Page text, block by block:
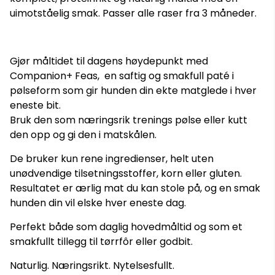
uimotståelig smak. Passer alle raser fra 3 måneder.
Gjør måltidet til dagens høydepunkt med
Companion+ Feas, en saftig og smakfull paté i
pølseform som gir hunden din ekte matglede i hver
eneste bit.
Bruk den som næringsrik trenings pølse eller kutt
den opp og gi den i matskålen.
De bruker kun rene ingredienser, helt uten
unødvendige tilsetningsstoffer, korn eller gluten.
Resultatet er ærlig mat du kan stole på, og en smak
hunden din vil elske hver eneste dag.
Perfekt både som daglig hovedmåltid og som et
smakfullt tillegg til tørrfôr eller godbit.
Naturlig. Næringsrikt. Nytelsesfullt.